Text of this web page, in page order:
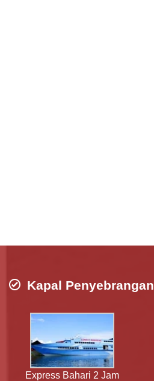
Kapal Penyebrangan
Express Bahari 2 Jam